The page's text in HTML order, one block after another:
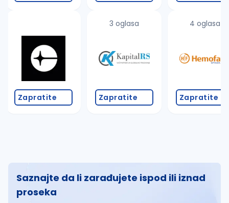
Zapratite
3 oglasa
Zapratite
4 oglasa
Zapratite
Saznajte da li zarađujete ispod ili iznad
proseka